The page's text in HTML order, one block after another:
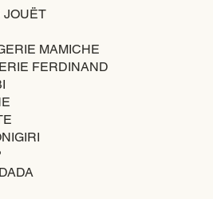
JOUËT
MAMICHE
FERDINAND